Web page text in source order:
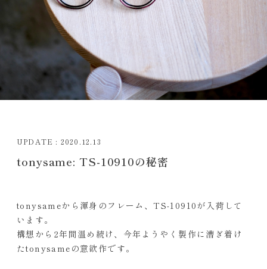
UPDATE : 2020.12.13
tonysame: TS-10910の秘密
tonysameから渾身のフレーム、TS-10910が入荷して
います。
構想から2年間温め続け、今年ようやく製作に漕ぎ着け
たtonysameの意欲作です。